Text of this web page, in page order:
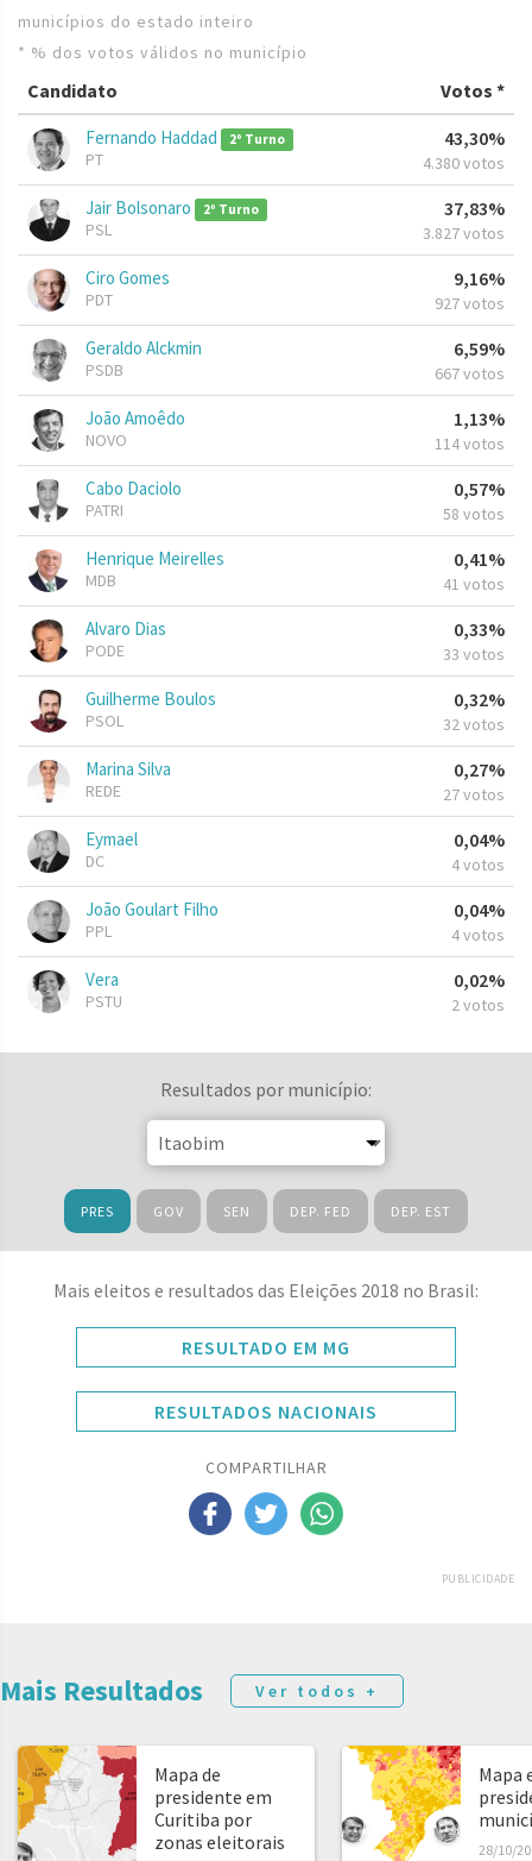
municípios do estado inteiro
* % dos votos válidos no município
Candidato Votos *
Fernando Haddad 2º Turno
PT
43,30%
4.380 votos
Jair Bolsonaro 2º Turno
PSL
37,83%
3.827 votos
Ciro Gomes
PDT
9,16%
927 votos
Geraldo Alckmin
PSDB
6,59%
667 votos
João Amoêdo
NOVO
1,13%
114 votos
Cabo Daciolo
PATRI
0,57%
58 votos
Henrique Meirelles
MDB
0,41%
41 votos
Alvaro Dias
PODE
0,33%
33 votos
Guilherme Boulos
PSOL
0,32%
32 votos
Marina Silva
REDE
0,27%
27 votos
Eymael
DC
0,04%
4 votos
João Goulart Filho
PPL
0,04%
4 votos
Vera
PSTU
0,02%
2 votos
Resultados por município:
PRES GOV SEN DEP. FED DEP. EST
Mais eleitos e resultados das Eleições 2018 no Brasil:
RESULTADO EM MG
RESULTADOS NACIONAIS
COMPARTILHAR
PUBLICIDADE
Mais Resultados Ver todos +
Mapa de
presidente em
Curitiba por
zonas eleitorais
Mapa
28/10/